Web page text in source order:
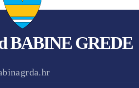
BABINE GREDE